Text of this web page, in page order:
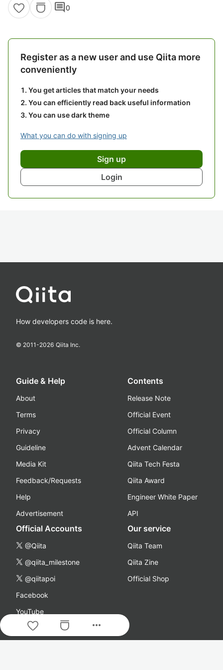
comment0
Register as a new user and use Qiita more
conveniently
You get articles that match your needs
You can efficiently read back useful information
You can use dark theme
What you can do with signing up
Sign up
Login
more_horiz
How developers code is here.
© 2011-2026 Qiita Inc.
Guide & Help
About
Terms
Privacy
Guideline
Media Kit
Feedback/Requests
Help
Advertisement
Contents
Release Note
Official Event
Official Column
Advent Calendar
Qiita Tech Festa
Qiita Award
Engineer White Paper
API
Official Accounts
@Qiita
@qiita_milestone
@qiitapoi
Facebook
YouTube
Podcast
Our service
Qiita Team
Qiita Zine
Official Shop
Company